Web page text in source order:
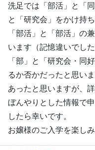
洗足では「部活」と「
と「研究会」をかけ持
「部活」と「部活」の
います（記憶違いでし
「部」と「研究会・同
るか否かだったと思い
あったと思いますが、
ぼんやりとした情報で
したら幸いです。
お嬢様のご入学を楽し